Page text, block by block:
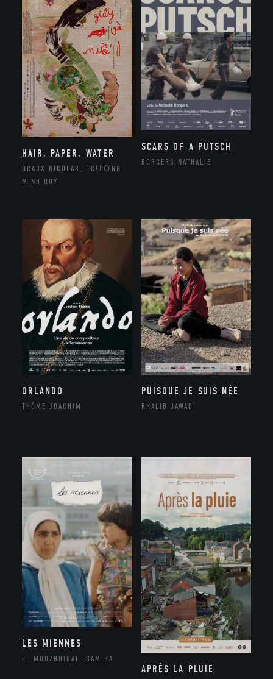
HAIR, PAPER, WATER
GRAUX NICOLAS, TRƯƠNG
MINH QUÝ
SCARS OF A PUTSCH
BORGERS NATHALIE
ORLANDO
THÔME JOACHIM
PUISQUE JE SUIS NÉE
RHALIB JAWAD
LES MIENNES
EL MOUZGHIBATI SAMIRA
APRÈS LA PLUIE